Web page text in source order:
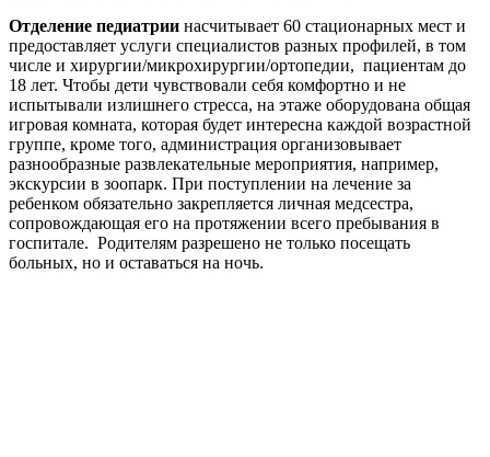
Отделение педиатрии насчитывает 60 стационарных мест и
предоставляет услуги специалистов разных профилей, в том
числе и хирургии/микрохирургии/ортопедии, пациентам до
18 лет. Чтобы дети чувствовали себя комфортно и не
испытывали излишнего стресса, на этаже оборудована общая
игровая комната, которая будет интересна каждой возрастной
группе, кроме того, администрация организовывает
разнообразные развлекательные мероприятия, например,
экскурсии в зоопарк. При поступлении на лечение за
ребенком обязательно закрепляется личная медсестра,
сопровождающая его на протяжении всего пребывания в
госпитале. Родителям разрешено не только посещать
больных, но и оставаться на ночь.